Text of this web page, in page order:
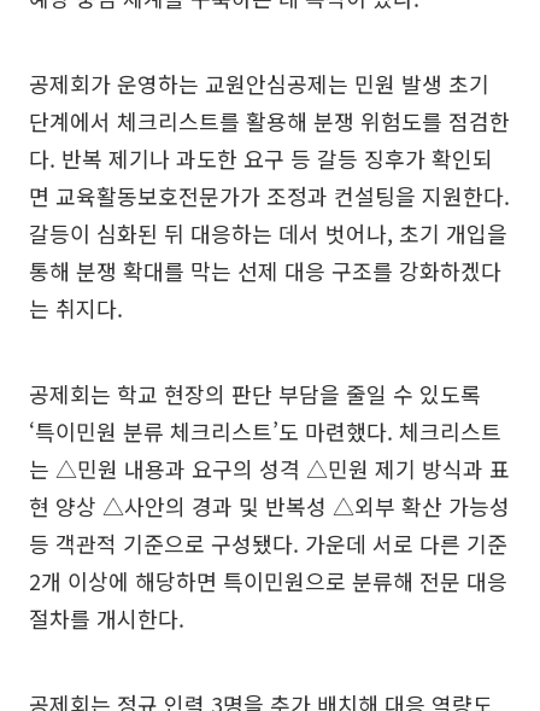
공제회가 운영하는 교원안심공제는 민원 발생 초기
단계에서 체크리스트를 활용해 분쟁 위험도를 점검한
다. 반복 제기나 과도한 요구 등 갈등 징후가 확인되
면 교육활동보호전문가가 조정과 컨설팅을 지원한다.
갈등이 심화된 뒤 대응하는 데서 벗어나, 초기 개입을
통해 분쟁 확대를 막는 선제 대응 구조를 강화하겠다
는 취지다.
공제회는 학교 현장의 판단 부담을 줄일 수 있도록
‘특이민원 분류 체크리스트’도 마련했다. 체크리스트
는 △민원 내용과 요구의 성격 △민원 제기 방식과 표
현 양상 △사안의 경과 및 반복성 △외부 확산 가능성
등 객관적 기준으로 구성됐다. 가운데 서로 다른 기준
2개 이상에 해당하면 특이민원으로 분류해 전문 대응
절차를 개시한다.
공제회는 정규 인력 3명을 추가 배치해 대응 역량도